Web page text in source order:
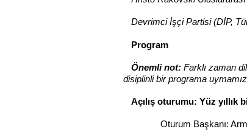
Devrimci İşçi Partisi (DİP,
Program
Önemli not: Farklı zaman
disiplinli bir programa
Açılış oturumu: Yüz
Oturum Başkanı: